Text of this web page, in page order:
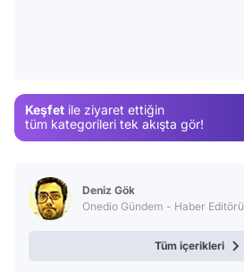
Keşfet ile ziyaret ettiğin
tüm kategorileri tek akışta gör!
Deniz Gök
Onedio Gündem - Haber Editörü
Tüm içerikleri